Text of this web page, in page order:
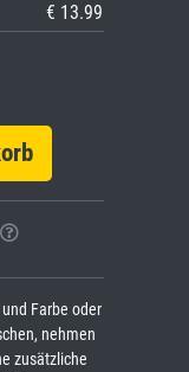
€ 13.99
Farbe oder
nehmen
zusätzliche